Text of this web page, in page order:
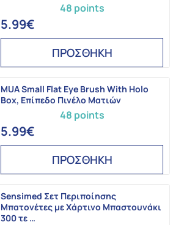
48 points
5.99€
ΠΡΟΣΘΗΚΗ
48 points
MUA Small Flat Eye Brush With Holo
Box, Eπίπεδο Πινέλο Ματιών
5.99€
ΠΡΟΣΘΗΚΗ
Sensimed Σετ Περιποίησης
Μπατονέτες με Χάρτινο Μπαστουνάκι
300 τε …